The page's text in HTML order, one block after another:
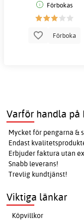
Förbokas
Förboka
Varför handla på
Mycket för pengarna &
Endast
Erbjuder faktura utan
Snabb leverans!
Trevlig kundtjänst!
Viktiga länkar
Köpvillkor